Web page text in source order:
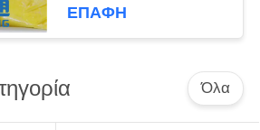
ΕΠΑΦΉ
Όλα